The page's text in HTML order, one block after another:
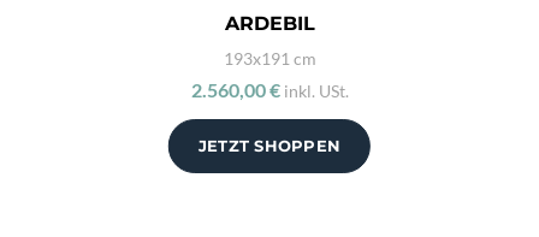
JETZT SHOPPEN
ARDEBIL
193x191 cm
2.560,00 € inkl. USt.